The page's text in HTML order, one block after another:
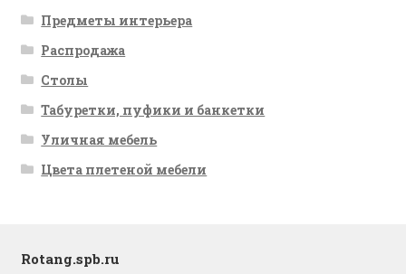
Предметы интерьера
Распродажа
Столы
Табуретки, пуфики и банкетки
Уличная мебель
Цвета плетеной мебели
Rotang.spb.ru